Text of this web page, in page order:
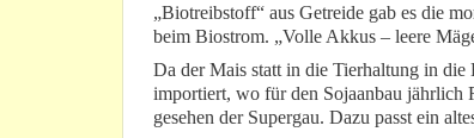
„Biotreibstoff“ aus Getreide gab es die
beim Biostrom. „Volle Akkus – leere
Da der Mais statt in die Tierhaltung in
importiert, wo für den Sojaanbau jährlich
gesehen der Supergau. Dazu passt ein